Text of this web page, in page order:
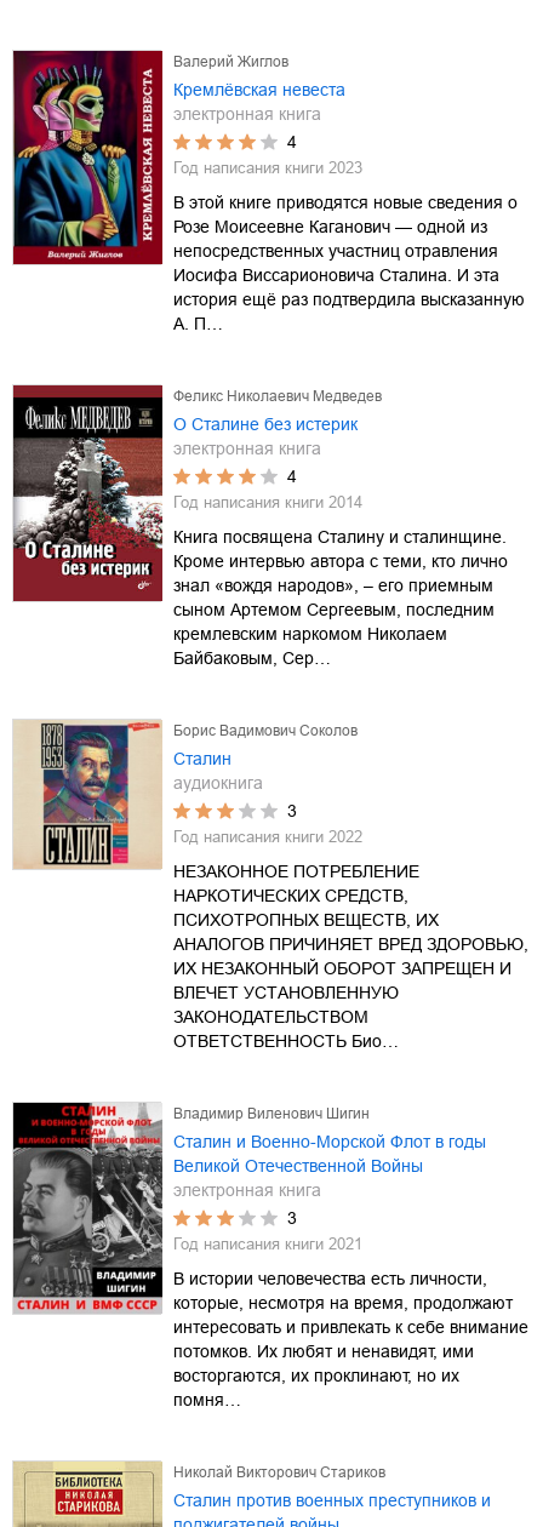
Валерий Жиглов
Кремлёвская невеста
электронная книга
4
Год написания книги 2023
В этой книге приводятся новые сведения о
Розе Моисеевне Каганович — одной из
непосредственных участниц отравления
Иосифа Виссарионовича Сталина. И эта
история ещё раз подтвердила высказанную
А. П…
Феликс Николаевич Медведев
О Сталине без истерик
электронная книга
4
Год написания книги 2014
Книга посвящена Сталину и сталинщине.
Кроме интервью автора с теми, кто лично
знал «вождя народов», – его приемным
сыном Артемом Сергеевым, последним
кремлевским наркомом Николаем
Байбаковым, Сер…
Борис Вадимович Соколов
Сталин
аудиокнига
3
Год написания книги 2022
НЕЗАКОННОЕ ПОТРЕБЛЕНИЕ
НАРКОТИЧЕСКИХ СРЕДСТВ,
ПСИХОТРОПНЫХ ВЕЩЕСТВ, ИХ
АНАЛОГОВ ПРИЧИНЯЕТ ВРЕД ЗДОРОВЬЮ,
ИХ НЕЗАКОННЫЙ ОБОРОТ ЗАПРЕЩЕН И
ВЛЕЧЕТ УСТАНОВЛЕННУЮ
ЗАКОНОДАТЕЛЬСТВОМ
ОТВЕТСТВЕННОСТЬ Био…
Владимир Виленович Шигин
Сталин и Военно-Морской Флот в годы
Великой Отечественной Войны
электронная книга
3
Год написания книги 2021
В истории человечества есть личности,
которые, несмотря на время, продолжают
интересовать и привлекать к себе внимание
потомков. Их любят и ненавидят, ими
восторгаются, их проклинают, но их
помня…
Николай Викторович Стариков
Сталин против военных преступников и